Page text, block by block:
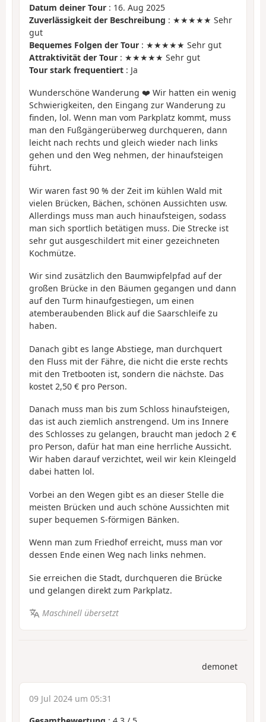
Datum deiner Tour : 16. Aug 2025
Zuverlässigkeit der Beschreibung : ★★★★★ Sehr
gut
Bequemes Folgen der Tour : ★★★★★ Sehr gut
Attraktivität der Tour : ★★★★★ Sehr gut
Tour stark frequentiert : Ja
Wunderschöne Wanderung ❤️ Wir hatten ein wenig
Schwierigkeiten, den Eingang zur Wanderung zu
finden, lol. Wenn man vom Parkplatz kommt, muss
man den Fußgängerüberweg durchqueren, dann
leicht nach rechts und gleich wieder nach links
gehen und den Weg nehmen, der hinaufsteigen
führt.
Wir waren fast 90 % der Zeit im kühlen Wald mit
vielen Brücken, Bächen, schönen Aussichten usw.
Allerdings muss man auch hinaufsteigen, sodass
man sich sportlich betätigen muss. Die Strecke ist
sehr gut ausgeschildert mit einer gezeichneten
Kochmütze.
Wir sind zusätzlich den Baumwipfelpfad auf der
großen Brücke in den Bäumen gegangen und dann
auf den Turm hinaufgestiegen, um einen
atemberaubenden Blick auf die Saarschleife zu
haben.
Danach gibt es lange Abstiege, man durchquert
den Fluss mit der Fähre, die nicht die erste rechts
mit den Tretbooten ist, sondern die nächste. Das
kostet 2,50 € pro Person.
Danach muss man bis zum Schloss hinaufsteigen,
das ist auch ziemlich anstrengend. Um ins Innere
des Schlosses zu gelangen, braucht man jedoch 2 €
pro Person, dafür hat man eine herrliche Aussicht.
Wir haben darauf verzichtet, weil wir kein Kleingeld
dabei hatten lol.
Vorbei an den Wegen gibt es an dieser Stelle die
meisten Brücken und auch schöne Aussichten mit
super bequemen S-förmigen Bänken.
Wenn man zum Friedhof erreicht, muss man vor
dessen Ende einen Weg nach links nehmen.
Sie erreichen die Stadt, durchqueren die Brücke
und gelangen direkt zum Parkplatz.
Maschinell übersetzt
demonet
09 Jul 2024 um 05:31